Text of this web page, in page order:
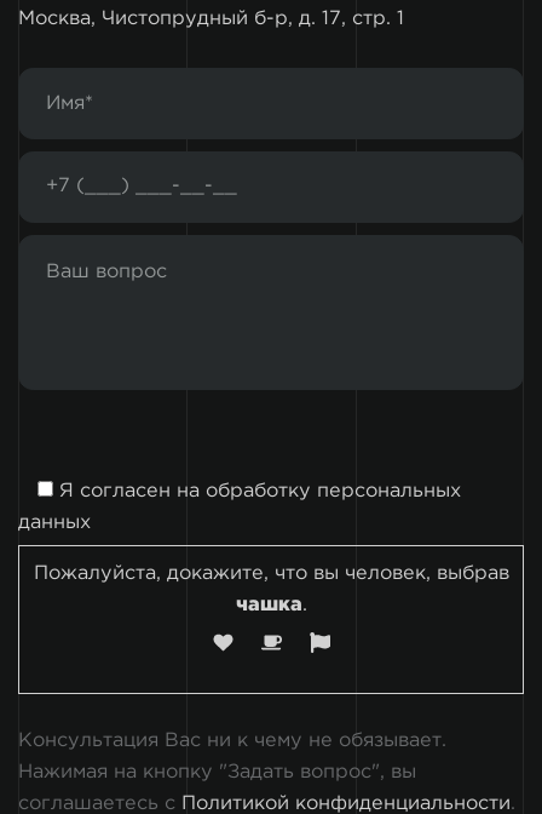
Москва, Чистопрудный б-р, д. 17, стр. 1
Я согласен на обработку персональных
данных
Пожалуйста, докажите, что вы человек, выбрав
чашка.
Консультация Вас ни к чему не обязывает.
Нажимая на кнопку "Задать вопрос", вы
соглашаетесь с Политикой конфиденциальности.